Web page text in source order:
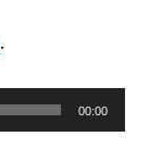
.
00:00